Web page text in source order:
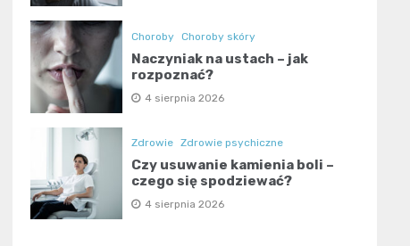
Choroby Choroby skóry
Naczyniak na ustach – jak
rozpoznać?
4 sierpnia 2026
Zdrowie Zdrowie psychiczne
Czy usuwanie kamienia boli –
czego się spodziewać?
4 sierpnia 2026